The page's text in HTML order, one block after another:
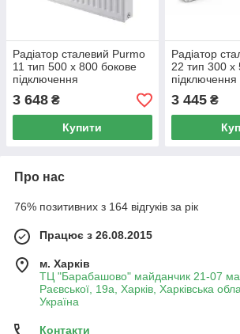
Радіатор сталевий Purmo
11 тип 500 x 800 бокове
підключення
3 648 ₴
Купити
Радіатор
22 тип 300 х
підключення
3 445₴
Про нас
76% позитивних з 164 відгуків за рік
Працює з 26.08.2015
м. Харків
ТЦ "Барабашово" майданчик 21-07
Раєвської, 19а, Харків, Харківська
Україна
Контакти